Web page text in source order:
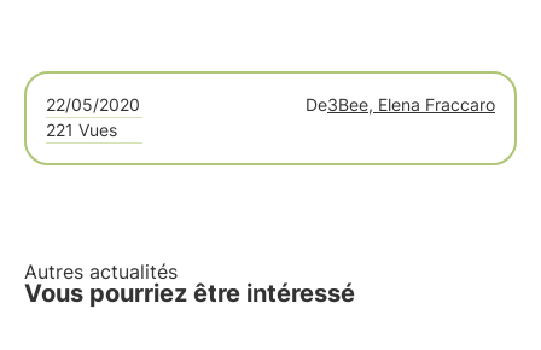
22/05/2020 De3Bee, Elena Fraccaro
221 Vues
Autres actualités
Vous pourriez être intéressé